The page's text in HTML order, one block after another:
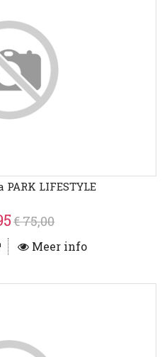
LIFESTYLE
€ 75,00
Meer info